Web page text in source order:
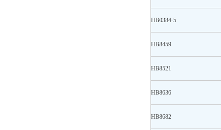
HB0384-5
HB8459
HB8521
HB8636
HB8682